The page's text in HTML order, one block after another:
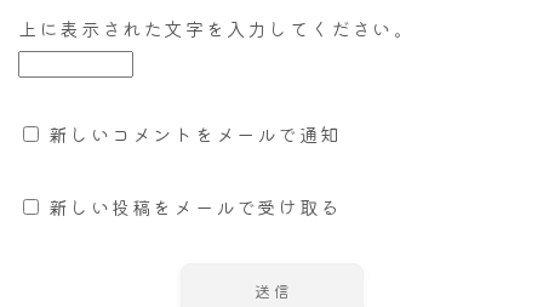
上に表示された文字を入力してください。
新しいコメントをメールで通知
新しい投稿をメールで受け取る